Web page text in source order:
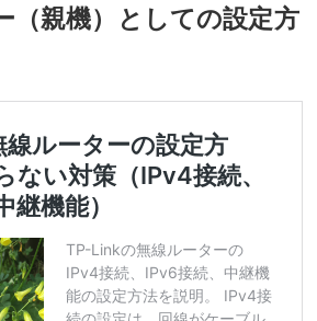
（親機）としての設定方